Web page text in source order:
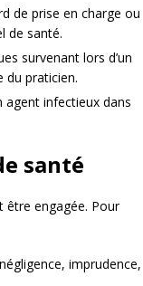
de prise en charge ou
de santé.
survenant lors d’un
du praticien.
agent infectieux dans
santé
être engagée. Pour
imprudence,